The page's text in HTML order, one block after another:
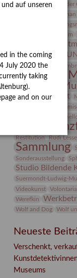
Hanns-Conon von der
Integriertes
Kolosseum
Kunst von Kühl
Künstlerin
Lindenau-
Messeakademie
Museumsnacht
Neue
Restitution Rudi
Sammlung
Sonderausstellung
Studio Bildende
Suermondt-Ludwig-
Videokunst
Werefkin
Wolf and Dog Wolf
Neueste
Verschenkt,
Museums
auf unseren
in the coming
July 2020 the
taking
and on our